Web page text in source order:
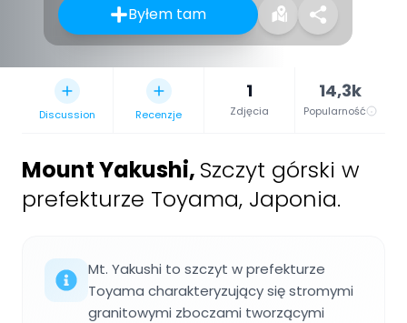
Byłem tam
Discussion Recenzje
1
Zdjęcia
14,3k
Popularność
Mount Yakushi, Szczyt górski w
prefekturze Toyama, Japonia.
Mt. Yakushi to szczyt w prefekturze
Toyama charakteryzujący się stromymi
granitowymi zboczami tworzącymi